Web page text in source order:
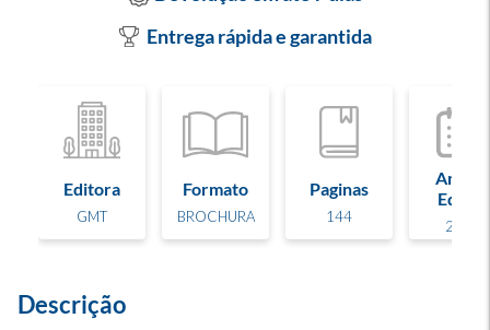
Entrega rápida e garantida
Editora
GMT
Formato
BROCHURA
Paginas
144
Ano de
Edição
2021
Descrição